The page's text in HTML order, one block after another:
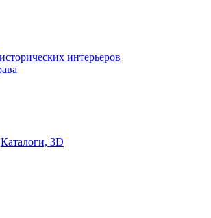
интерьеров
Каталоги, 3D